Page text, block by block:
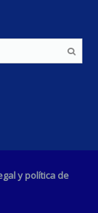
y política de